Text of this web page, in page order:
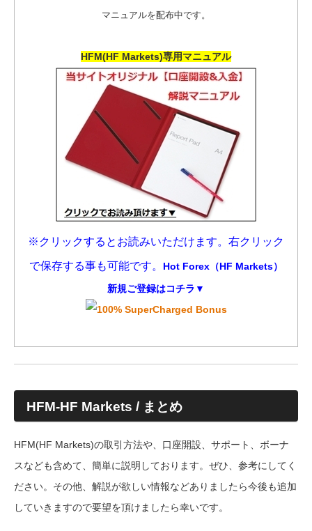
マニュアルを配布中です。
HFM(HF Markets)専用マニュアル
※クリックするとお読みいただけます。右クリック
で保存する事も可能です。 Hot Forex（HF Markets）
新規ご登録はコチラ▼
HFM-HF Markets / まとめ
HFM(HF Markets)の取引方法や、口座開設、サポート、ボーナ
スなども含めて、簡単に説明しております。ぜひ、参考にしてく
ださい。その他、解説が欲しい情報などありましたら今後も追加
していきますので要望を頂けましたら幸いです。